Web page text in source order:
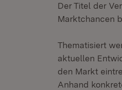
Der Titel der
Marktchancen
Thematisiert
aktuellen
den Markt
Anhand